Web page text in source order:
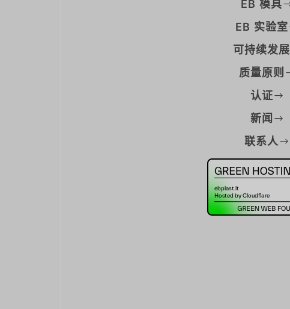
EB 模具
EB 实验室
可持续发展
质量原则
认证
新闻
联系人